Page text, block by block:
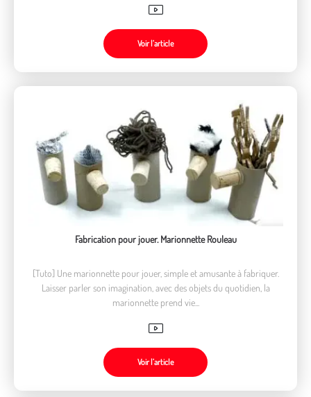
Voir l’article
Fabrication pour jouer. Marionnette Rouleau
[Tuto] Une marionnette pour jouer, simple et amusante à fabriquer.
Laisser parler son imagination, avec des objets du quotidien, la
marionnette prend vie...
Voir l’article